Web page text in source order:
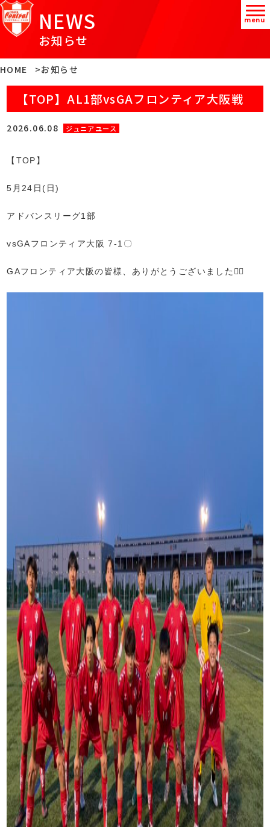
NEWS
お知らせ
HOME お知らせ
【TOP】AL1部vsGAフロンティア大阪戦
2026.06.08 ジュニアユース
【TOP】
5月24日(日)
アドバンスリーグ1部
vsGAフロンティア大阪 7-1〇
GAフロンティア大阪の皆様、ありがとうございました🙇‍♂️
menu